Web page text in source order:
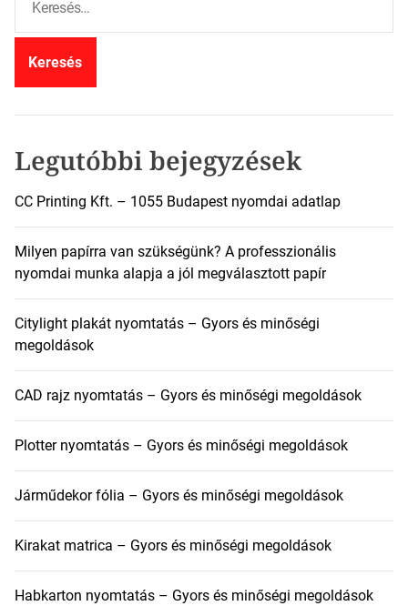
r
Legutóbbi bejegyzések
CC Printing Kft. – 1055 Budapest nyomdai adatlap
Milyen papírra van szükségünk? A professzionális
nyomdai munka alapja a jól megválasztott papír
Citylight plakát nyomtatás – Gyors és minőségi
megoldások
CAD rajz nyomtatás – Gyors és minőségi megoldások
Plotter nyomtatás – Gyors és minőségi megoldások
Járműdekor fólia – Gyors és minőségi megoldások
Kirakat matrica – Gyors és minőségi megoldások
Habkarton nyomtatás – Gyors és minőségi megoldások